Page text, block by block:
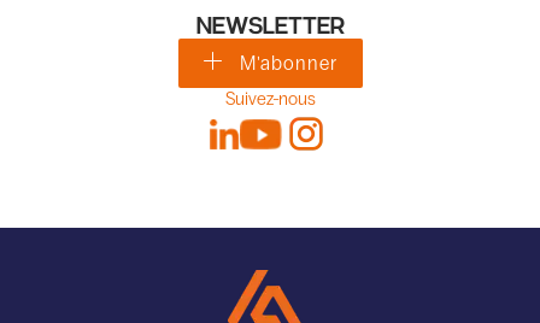
NEWSLETTER
M'abonner
Suivez-nous